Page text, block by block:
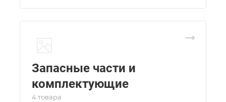
Запасные части и
комплектующие
4 товара